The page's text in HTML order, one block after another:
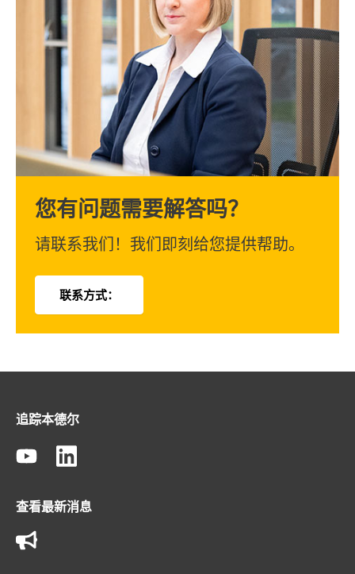
您有问题需要解答吗？
请联系我们！我们即刻给您提供帮助。
联系方式：
追踪本德尔
查看最新消息